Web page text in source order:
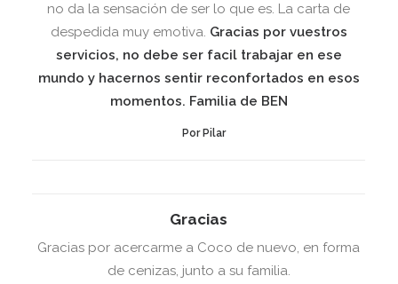
no da la sensación de ser lo que es. La carta de
despedida muy emotiva. Gracias por vuestros
servicios, no debe ser facil trabajar en ese
mundo y hacernos sentir reconfortados en esos
momentos. Familia de BEN
Por Pilar
Gracias
Gracias por acercarme a Coco de nuevo, en forma
de cenizas, junto a su familia.